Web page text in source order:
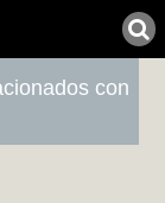
con